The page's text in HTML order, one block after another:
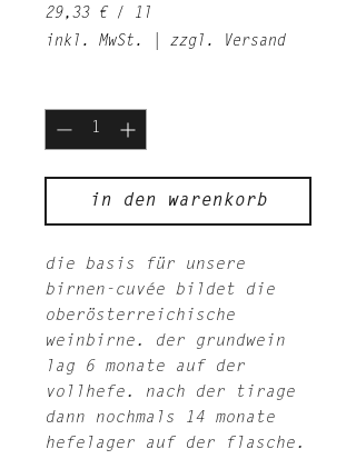
29,33 € /
1l
29,33 €
inkl. MwSt. zzgl. Versand
in den warenkorb
die basis für unsere
birnen-cuvée bildet die
oberösterreichische
weinbirne. der grundwein
lag 6 monate auf der
vollhefe. nach der tirage
dann nochmals 14 monate
hefelager auf der flasche.​